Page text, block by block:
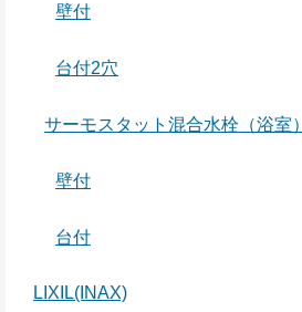
壁付
台付2穴
サーモスタット混合水栓（浴室）
壁付
台付
LIXIL(INAX)